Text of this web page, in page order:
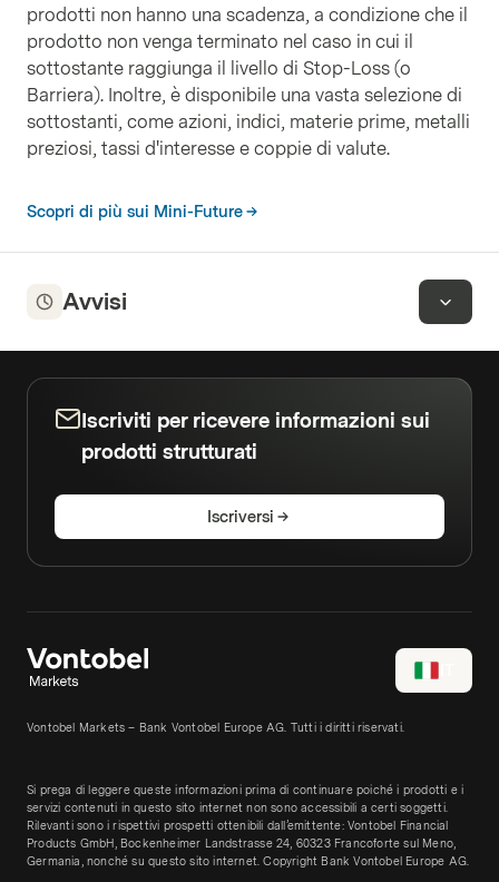
prodotti non hanno una scadenza, a condizione che il
prodotto non venga terminato nel caso in cui il
sottostante raggiunga il livello di Stop-Loss (o
Barriera). Inoltre, è disponibile una vasta selezione di
sottostanti, come azioni, indici, materie prime, metalli
preziosi, tassi d'interesse e coppie di valute.
Scopri di più sui Mini-Future
Avvisi
Iscriviti per ricevere informazioni sui
prodotti strutturati
Iscriversi
Vontobel Markets – Bank Vontobel Europe AG. Tutti i diritti riservati.
Si prega di leggere queste informazioni prima di continuare poiché i prodotti e i
servizi contenuti in questo sito internet non sono accessibili a certi soggetti.
Rilevanti sono i rispettivi prospetti ottenibili dall’emittente: Vontobel Financial
Products GmbH, Bockenheimer Landstrasse 24, 60323 Francoforte sul Meno,
Germania, nonché su questo sito internet. Copyright Bank Vontobel Europe AG.